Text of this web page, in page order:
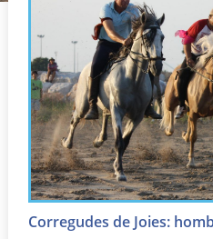
Corregudes de Joies: